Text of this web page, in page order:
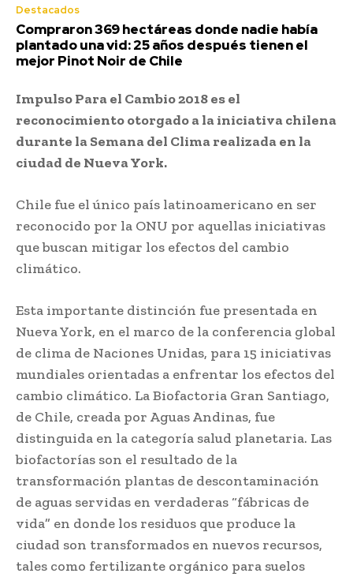
Destacados
Compraron 369 hectáreas donde nadie había
plantado una vid: 25 años después tienen el
mejor Pinot Noir de Chile
Impulso Para el Cambio 2018 es el
reconocimiento otorgado a la iniciativa chilena
durante la Semana del Clima realizada en la
ciudad de Nueva York.
Chile fue el único país latinoamericano en ser
reconocido por la ONU por aquellas iniciativas
que buscan mitigar los efectos del cambio
climático.
Esta importante distinción fue presentada en
Nueva York, en el marco de la conferencia global
de clima de Naciones Unidas, para 15 iniciativas
mundiales orientadas a enfrentar los efectos del
cambio climático. La Biofactoria Gran Santiago,
de Chile, creada por Aguas Andinas, fue
distinguida en la categoría salud planetaria. Las
biofactorías son el resultado de la
transformación plantas de descontaminación
de aguas servidas en verdaderas “fábricas de
vida” en donde los residuos que produce la
ciudad son transformados en nuevos recursos,
tales como fertilizante orgánico para suelos